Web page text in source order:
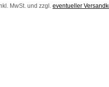
MwSt. und zzgl. eventueller